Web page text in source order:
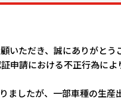
いただき、誠にありがとう
申請における不正行為に
ましたが、一部車種の生